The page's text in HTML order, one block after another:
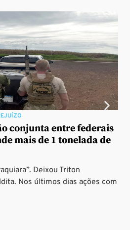
conjunta entre federais
mais de 1 tonelada de
Deixou Triton
Nos últimos dias ações com